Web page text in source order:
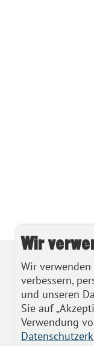
Wir
Wir
verbessern,
und unseren
Sie auf
Verwendung